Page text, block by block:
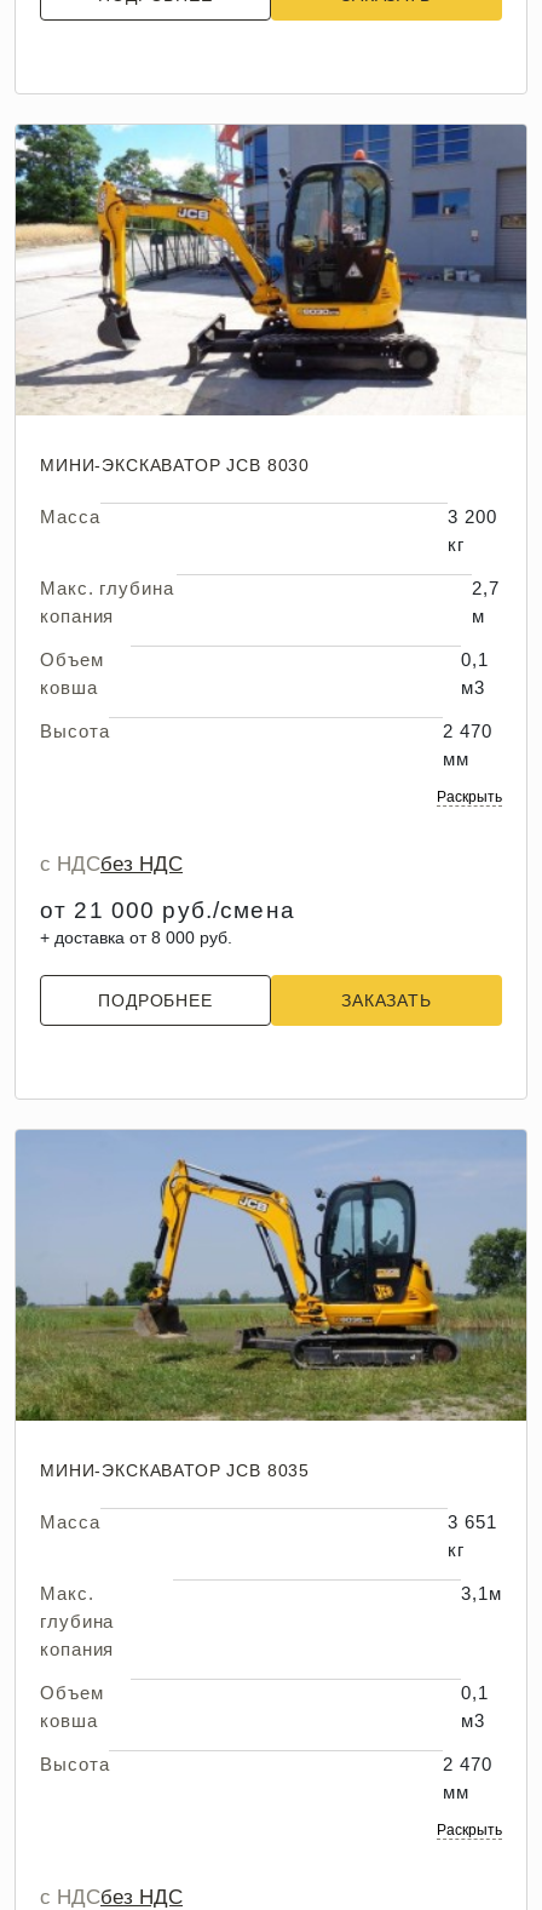
МИНИ-ЭКСКАВАТОР JCB 8030
Масса
3 200
кг
Макс. глубина
копания
2,7
м
Объем
ковша
0,1
м3
Высота
2 470
мм
Раскрыть
с НДСбез НДС
от 21 000 руб./смена
+ доставка от 8 000 руб.
ПОДРОБНЕЕ ЗАКАЗАТЬ
МИНИ-ЭКСКАВАТОР JCB 8035
Масса
3 651
кг
Макс.
глубина
копания
3,1м
Объем
ковша
0,1
м3
Высота
2 470
мм
Раскрыть
с НДСбез НДС